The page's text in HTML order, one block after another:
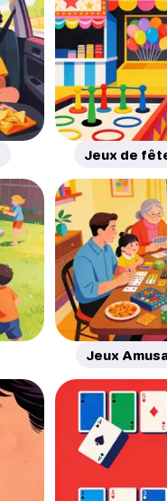
Jeux de
Jeux